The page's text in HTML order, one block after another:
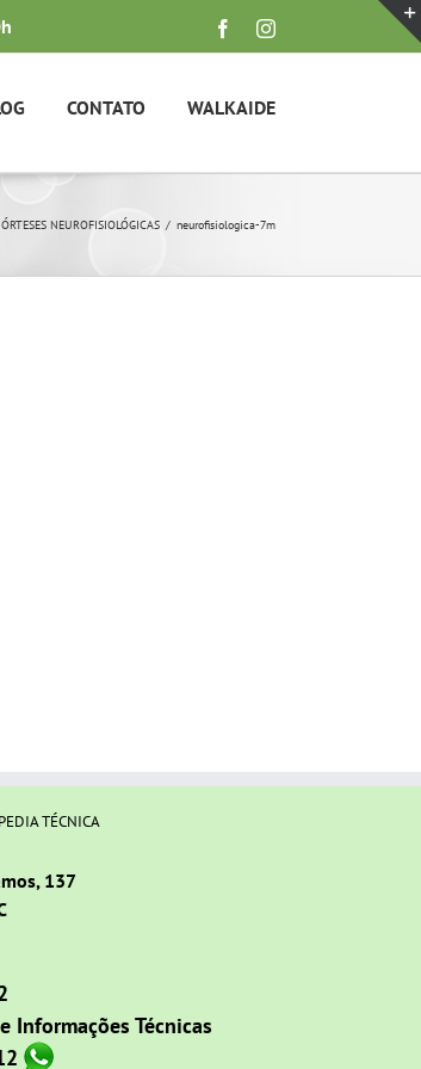
FacebookInstagram
CONTATO WALKAIDE
ÓRTESES NEUROFISIOLÓGICAS neurofisiologica-7m
TÉCNICA
137
Informações Técnicas